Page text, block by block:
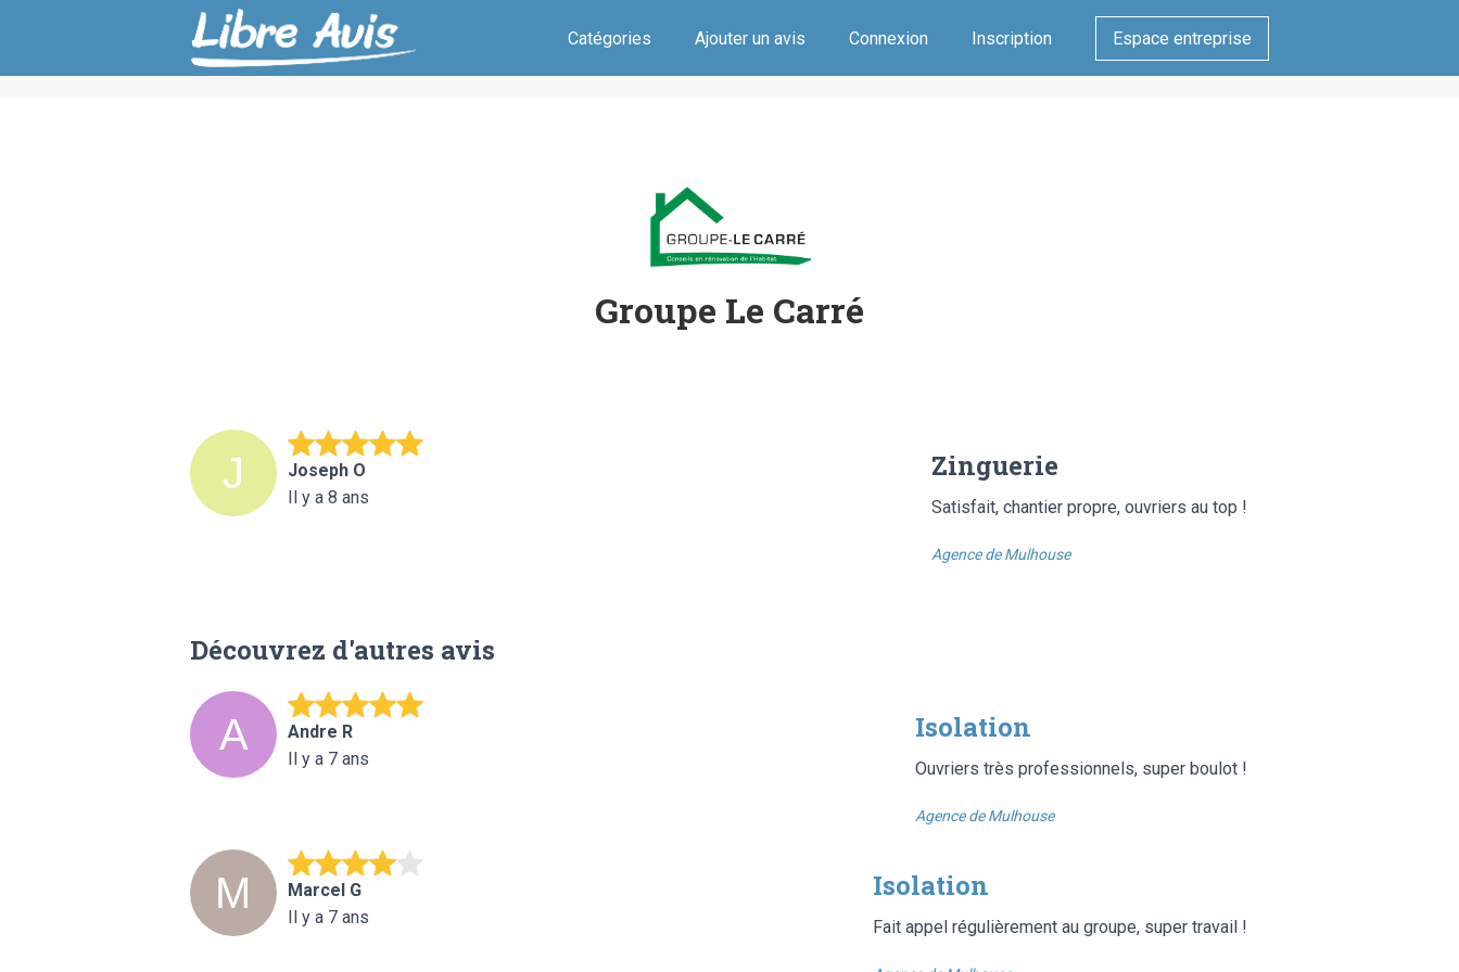
Catégories Ajouter un avis Connexion Inscription Espace entreprise
Groupe Le Carré
Joseph O
Il y a 8 ans
Zinguerie
Satisfait, chantier propre, ouvriers au top !
Agence de Mulhouse
Découvrez d'autres avis
Andre R
Il y a 7 ans
Isolation
Ouvriers très professionnels, super boulot !
Agence de Mulhouse
Marcel G
Il y a 7 ans
Isolation
Fait appel régulièrement au groupe, super travail !